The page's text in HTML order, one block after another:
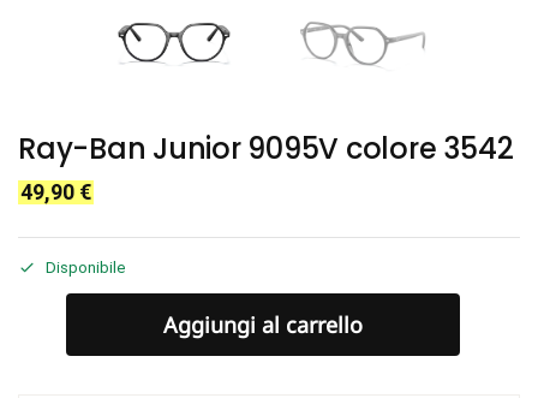
Ray-Ban Junior 9095V colore 3542
49,90 €
Disponibile
Aggiungi al carrello